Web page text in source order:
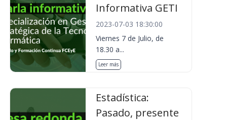
Informativa GETI
2023-07-03 18:30:00
Viernes 7 de Julio, de
18.30 a...
Leer más
Estadística:
Pasado, presente